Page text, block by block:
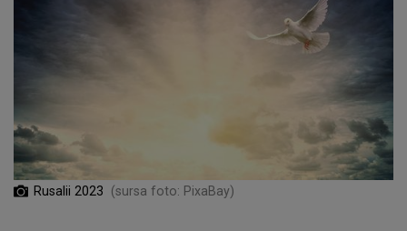
Rusalii 2023 (sursa foto: PixaBay)